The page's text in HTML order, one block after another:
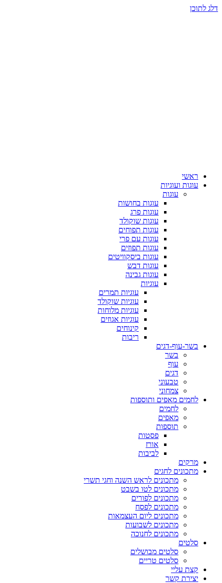
דלג לתוכן
ראשי
עוגות ועוגיות
עוגות
עוגות בחושות
עוגות פרג
עוגות שוקולד
עוגות תפוחים
עוגות עם פרי
עוגות תפוזים
עוגות ביסקוויטים
עוגות דבש
עוגות גבינה
עוגיות
עוגיות תמרים
עוגיות שוקולד
עוגיות מלוחות
עוגיות אגוזים
קינוחים
ריבות
בשר-עוף-דגים
בשר
עוף
דגים
טבעוני
צמחוני
לחמים מאפים ותוספות
לחמים
מאפים
תוספות
פסטות
אורז
לביבות
מרקים
מתכונים לחגים
מתכונים לראש השנה וחגי תשרי
מתכונים לטו בשבט
מתכונים לפורים
מתכונים לפסח
מתכונים ליום העצמאות
מתכונים לשבועות
מתכונים לחנוכה
סלטים
סלטים מבושלים
סלטים טריים
קצת עליי
יצירת קשר